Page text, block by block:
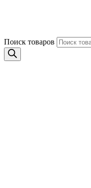
Поиск товаров